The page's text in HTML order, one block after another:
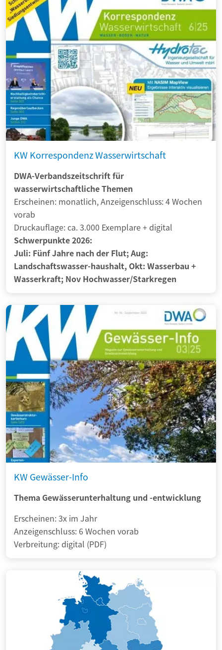
KW Korrespondenz Wasserwirtschaft
DWA-Verbandszeitschrift für
wasserwirtschaftliche Themen
Erscheinen: monatlich, Anzeigenschluss: 4 Wochen
vorab
Druckauflage: ca. 3.000 Exemplare+ digital
Schwerpunkte 2026:
Juli: Fünf Jahre nach der Flut; Aug:
Landschaftswasser-haushalt, Okt: Wasserbau +
Wasserkraft; Nov Hochwasser/Starkregen
KW Gewässer-Info
Thema Gewässerunterhaltung und -entwicklung
Erscheinen: 3x im Jahr
Anzeigenschluss: 6 Wochen vorab
Verbreitung: digital (PDF)